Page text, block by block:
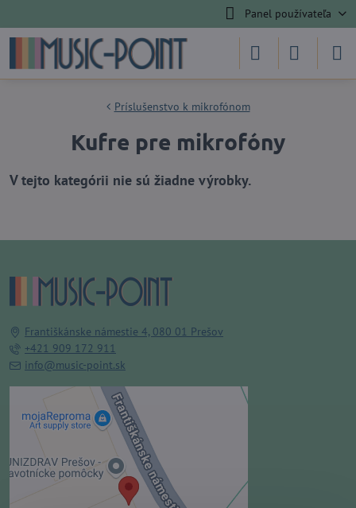
Panel používateľa
Príslušenstvo k mikrofónom
Kufre pre mikrofóny
Františkánske námestie 4, 080 01 Prešov
+421 909 172 911
info@music-point.sk
Externý obsah je blokovaný
Voľbami súkromia
Prajete si načítať externý obsah?